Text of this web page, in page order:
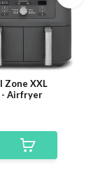
Zone XXL
- Airfryer